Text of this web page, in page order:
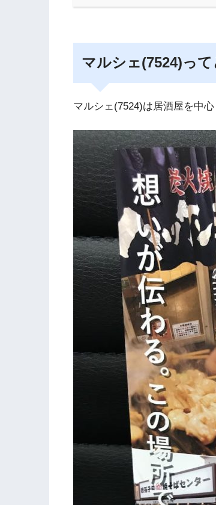
マルシェ(7524)っ
マルシェ(7524)は居酒屋を中